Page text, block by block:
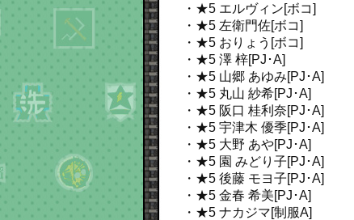
・★5 エルヴィン[ボコ]
・★5 左衛門佐[ボコ]
・★5 おりょう[ボコ]
・★5 澤 梓[PJ･A]
・★5 山郷 あゆみ[PJ･A]
・★5 丸山 紗希[PJ･A]
・★5 阪口 桂利奈[PJ･A]
・★5 宇津木 優季[PJ･A]
・★5 大野 あや[PJ･A]
・★5 園 みどり子[PJ･A]
・★5 後藤 モヨ子[PJ･A]
・★5 金春 希美[PJ･A]
・★5 ナカジマ[制服A]